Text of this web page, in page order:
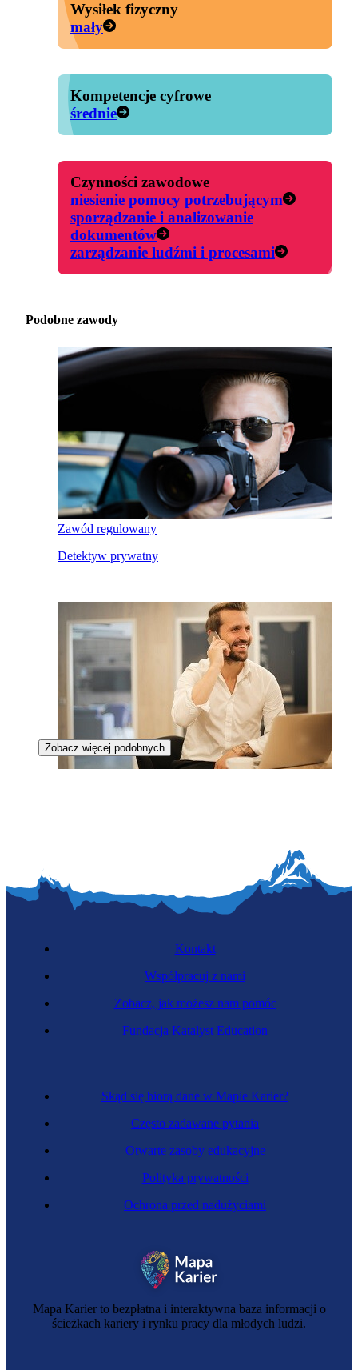
Wysiłek fizyczny
mały
Kompetencje cyfrowe
średnie
Czynności zawodowe
niesienie pomocy potrzebującym
sporządzanie i analizowanie
dokumentów
zarządzanie ludźmi i procesami
Podobne zawody
Zawód regulowany
Detektyw prywatny
Specjalista technicznej obsługi nieruchomości
Kierownik projektu
Zobacz więcej podobnych
Mapa Karier to bezpłatna i interaktywna baza informacji o
ścieżkach kariery i rynku pracy dla młodych ludzi.
Skąd się biorą dane w Mapie Karier?
Często zadawane pytania
Otwarte zasoby edukacyjne
Polityka prywatności
Ochrona przed nadużyciami
Kontakt
Współpracuj z nami
Zobacz, jak możesz nam pomóc
Fundacja Katalyst Education